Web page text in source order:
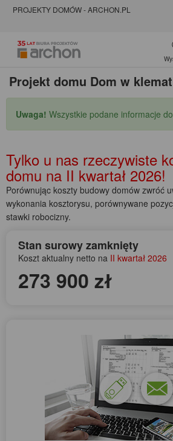
PROJEKTY DOMÓW - ARCHON.PL
Projekt domu Dom w
Uwaga! Wszystkie podane informacje
Tylko u nas rzeczywiste
domu na II kwartał 2026!
Porównując koszty budowy domów zwróć
wykonania kosztorysu, porównywane
stawki robocizny.
Stan surowy zamknięty
Koszt aktualny netto na II kwartał 2026
273 900 zł